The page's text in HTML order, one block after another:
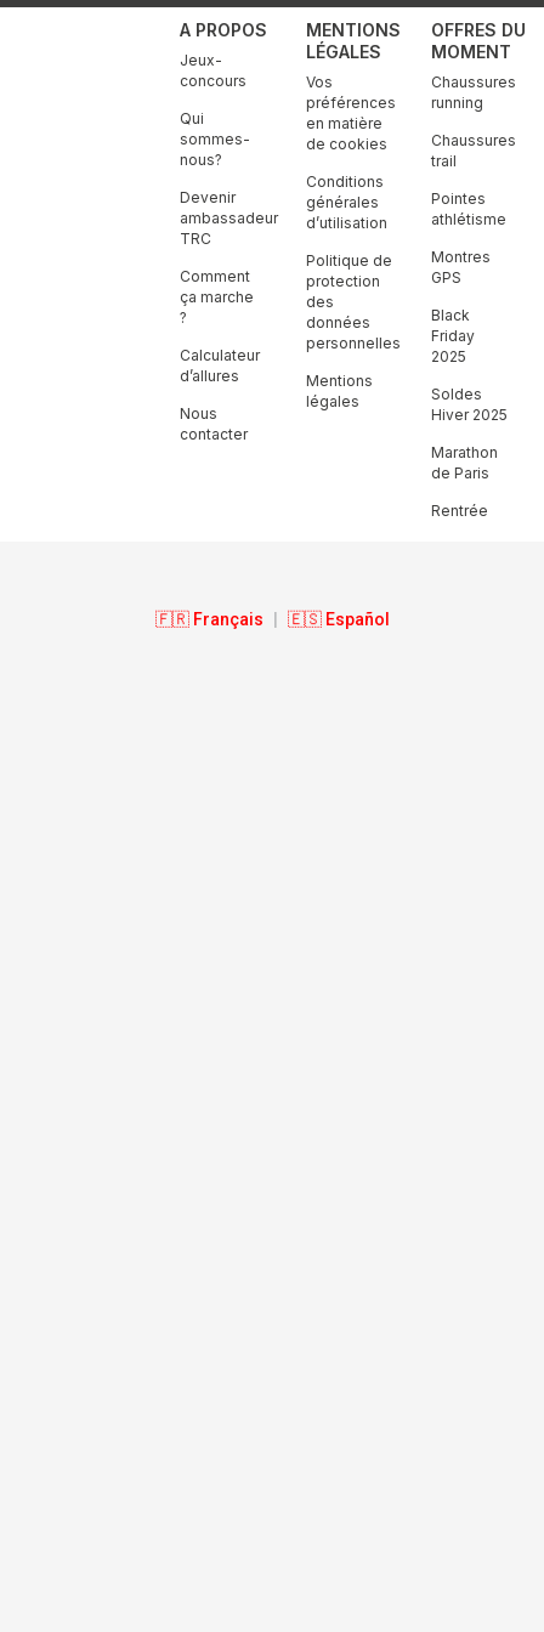
A PROPOS
Jeux-
concours
Qui
sommes-
nous?
Devenir
ambassadeur
TRC
Comment
ça marche
?
Calculateur
d’allures
Nous
contacter
MENTIONS
LÉGALES
Vos
préférences
en matière
de cookies
Conditions
générales
d’utilisation
Politique de
protection
des
données
personnelles
Mentions
légales
OFFRES DU
MOMENT
Chaussures
running
Chaussures
trail
Pointes
athlétisme
Montres
GPS
Black
Friday
2025
Soldes
Hiver 2025
Marathon
de Paris
Rentrée
🇫🇷 Français 🇪🇸 Español